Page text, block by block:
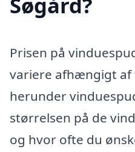
Prisen på
variere afhængigt af
herunder
størrelsen på de
og hvor ofte du